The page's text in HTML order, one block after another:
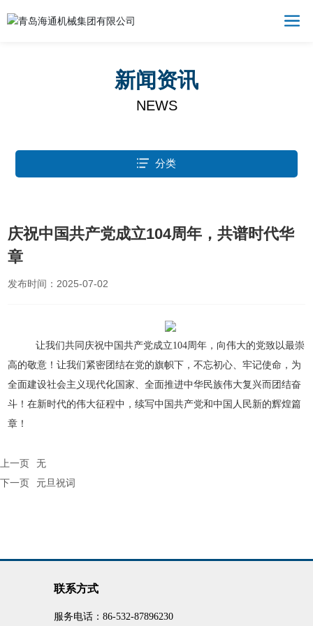
新闻资讯
NEWS
分类
庆祝中国共产党成立104周年，共谱时代华
章
发布时间： 2025-07-02
让我们共同庆祝中国共产党成立104周年，向伟大的党致以最崇
高的敬意！让我们紧密团结在党的旗帜下，不忘初心、牢记使命，为
全面建设社会主义现代化国家、全面推进中华民族伟大复兴而团结奋
斗！在新时代的伟大征程中，续写中国共产党和中国人民新的辉煌篇
章！
上一页
无
元旦祝词
下一页
联系方式
服务电话： 86-532-87896230